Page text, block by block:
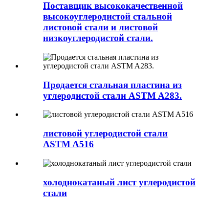
Поставщик высококачественной
высокоуглеродистой стальной
листовой стали и листовой
низкоуглеродистой стали.
Продается стальная пластина из
углеродистой стали ASTM A283.
листовой углеродистой стали
ASTM A516
холоднокатаный лист углеродистой
стали